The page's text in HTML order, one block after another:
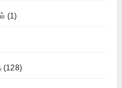
(1)
(128)